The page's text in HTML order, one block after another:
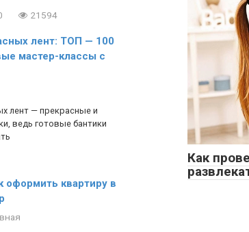
Как
21594
лент: ТОП — 100
мастер-классы с
лент — прекрасные и
ведь готовые бантики
оформить квартиру в